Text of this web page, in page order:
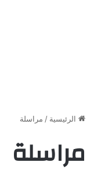
الرئيسية / مراسلة
مراسلة